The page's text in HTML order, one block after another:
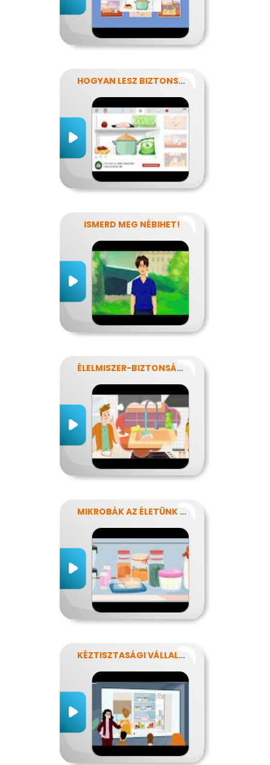
HOGYAN LESZ BIZTONSÁGOS, AMIT MEGESZEL?
ISMERD MEG NÉBIHET!
ÉLELMISZER-BIZTONSÁG, NÉBIH, EFSA
MIKROBÁK AZ ÉLETÜNK SZÁMOS TERÜLETÉN
KÉZTISZTASÁGI VÁLLALAT